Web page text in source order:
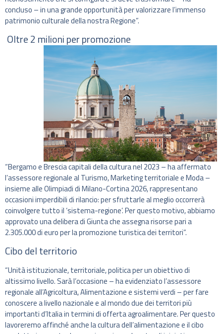
concluso – in una grande opportunità per valorizzare l’immenso
patrimonio culturale della nostra Regione”.
Oltre 2 milioni per promozione
“Bergamo e Brescia capitali della cultura nel 2023 – ha affermato
l’assessore regionale al Turismo, Marketing territoriale e Moda –
insieme alle Olimpiadi di Milano-Cortina 2026, rappresentano
occasioni imperdibili di rilancio: per sfruttarle al meglio occorrerà
coinvolgere tutto il ‘sistema-regione’. Per questo motivo, abbiamo
approvato una delibera di Giunta che assegna risorse pari a
2.305.000 di euro per la promozione turistica dei territori”.
Cibo del territorio
“Unità istituzionale, territoriale, politica per un obiettivo di
altissimo livello. Sarà l’occasione – ha evidenziato l’assessore
regionale all’Agricoltura, Alimentazione e sistemi verdi – per fare
conoscere a livello nazionale e al mondo due dei territori più
importanti d’Italia in termini di offerta agroalimentare. Per questo
lavoreremo affinché anche la cultura dell’alimentazione e il cibo